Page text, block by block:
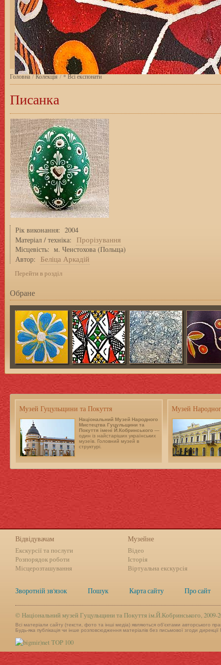
Головна/Колекція/* Всі експонати
Писанка
Рік виконання: 2004
Матеріал / техніка:
Прорізування
Місцевість: м. Ченстохова (Польща)
Автор:
Беліца Аркадій
Перейти в розділ
Обране
Музей Гуцульщини та Покуття
Національний Музей Народного
Мистецтва Гуцульщини та
Покуття імені Й.Кобринського —
один із найстаріших українських
музеїв. Головний музей в
структурі.
Музей
Відвідувачам
Екскурсії та послуги
Розпорядок роботи
Місцерозташування
Музейне
Відео
Історія
Віртуальна екскурсія
Зворотній зв'язок Пошук Карта сайту Про сайт
©Національний музей Гуцульщини та Покуття ім.Й.Кобринського, 2009-
Всі матеріали сайту (тексти, фото та інші медіа) являються об'єктами авторського
Будь-яка публікація чи інше розповсюдження матеріалів без письмової згоди